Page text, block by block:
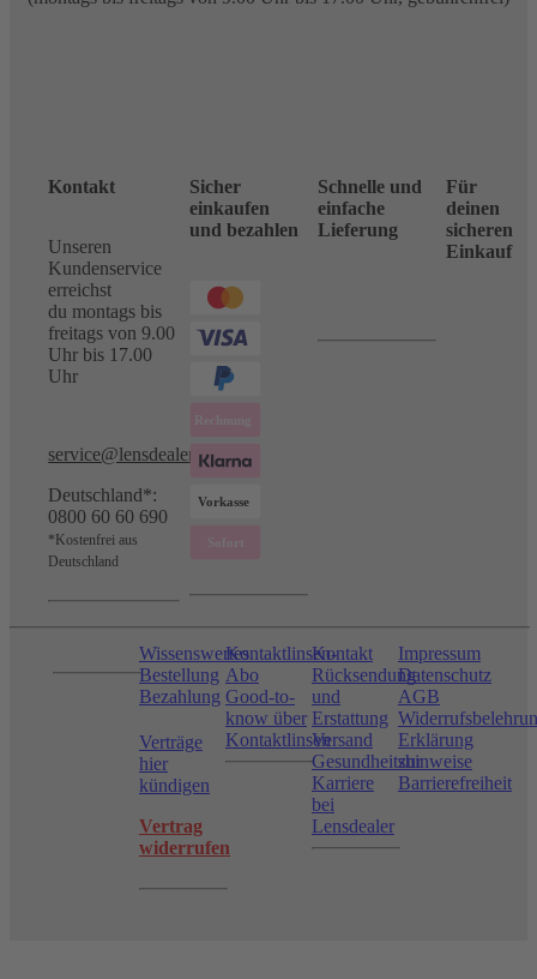
Kontakt
Unseren
Kundenservice
erreichst
du montags bis
freitags von 9.00
Uhr bis 17.00
Uhr
service@lensdealer.com
Deutschland*:
0800 60 60 690
*Kostenfrei aus
Deutschland
Sicher
einkaufen
und bezahlen
Schnelle und
einfache
Lieferung
Für
deinen
sicheren
Einkauf
Wissenswertes
Bestellung
Bezahlung
Verträge
hier
kündigen
Vertrag
widerrufen
Kontaktlinsen-
Abo
Good-to-
know über
Kontaktlinsen
Kontakt
Rücksendung
und
Erstattung
Versand
Gesundheitshinweise
Karriere
bei
Lensdealer
Impressum
Datenschutz
AGB
Erklärung
zur
Barrierefreiheit